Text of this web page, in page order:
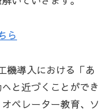
ら
機導入における「あ
と近づくことができ
ペレーター教育、ソ